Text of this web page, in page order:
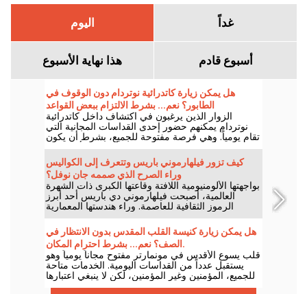
اليوم غداً
هذا نهاية الأسبوع أسبوع قادم
هل يمكن زيارة كاتدرائية نوتردام دون الوقوف في
الطابور؟ نعم... بشرط الالتزام ببعض القواعد
الزوار الذين يرغبون في اكتشاف داخل كاتدرائية
نوتردام يمكنهم حضور إحدى القداسات المجانية التي
تقام يومياً. وهي فرصة مفتوحة للجميع، بشرط أن يكون
الهدف الأساسي هو المشاركة في الاحتفال أو احترام
سيره بالكامل. وإليكم ما يجب معرفته.
كيف تزور فيلهارموني باريس وتتعرف إلى الكواليس
وراء الصرح الذي صممه جان نوفل؟
بواجهتها الألومنيومية اللافتة وقاعتها الكبرى ذات الشهرة
العالمية، أصبحت فيلهارموني دي باريس أحد أبرز
الرموز الثقافية للعاصمة. وراء هندستها المعمارية
الجريئة تختبئ مساحات تقنية مدهشة، وسطح يطل
على باريس، إضافة إلى كواليس يمكن للزوار اكتشافها
من خلال جولات موجهة!
هل يمكن زيارة كنيسة القلب المقدس بدون الانتظار في
الصف؟ نعم... بشرط احترام المكان.
قلب يسوع الأقدس في مونمارتر مفتوح مجاناً يومياً وهو
يستقبل عدداً من القداسات اليومية. الخدمات متاحة
للجميع، المؤمنين وغير المؤمنين، لكن لا ينبغي اعتبارها
وسيلة لتجاوز طابور انتظار الزوار. إليك ما يجب معرفته